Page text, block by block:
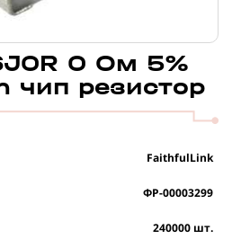
0 Ом 5%
чип резистор
FaithfulLink
ФР-00003299
240000 шт.